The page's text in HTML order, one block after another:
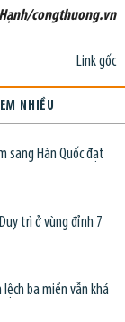
congthuong.vn
Link gốc
NHIỀU
sang Hàn Quốc đạt
trì ở vùng đỉnh 7
ba miền vẫn khá